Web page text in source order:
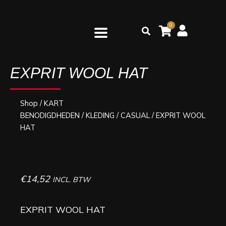
Zoeken
0
EXPRIT WOOL HAT
Shop /KART
BENODIGDHEDEN /KLEDING /CASUAL/ EXPRIT WOOL
HAT
€14,52 INCL. BTW
EXPRIT WOOL HAT